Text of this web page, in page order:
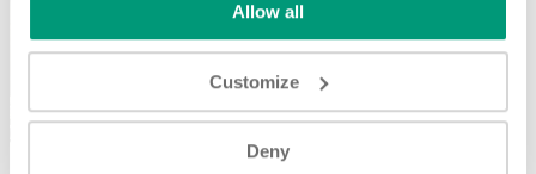
Read the complete cookie policy.
Allow all
Customize
Deny
Play